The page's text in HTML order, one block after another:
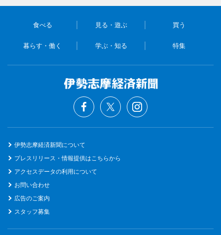
食べる 見る・遊ぶ 買う
暮らす・働く 学ぶ・知る 特集
伊勢志摩経済新聞について
プレスリリース・情報提供はこちらから
アクセスデータの利用について
お問い合わせ
広告のご案内
スタッフ募集